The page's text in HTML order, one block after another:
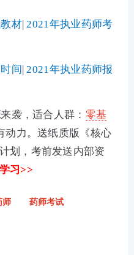
材|2021年执业药师考
间 |2021年执业药师报
来袭，适合人群： 零基
动力。送纸质版《核心
划，考前发送内部资
习>>
师 药师考试